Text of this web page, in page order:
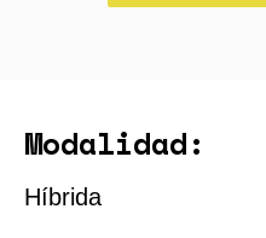
Modalidad:
Híbrida